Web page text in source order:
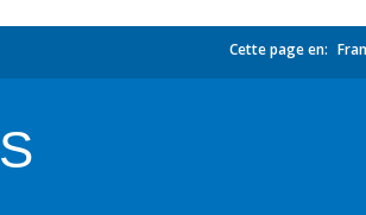
Cette page en: